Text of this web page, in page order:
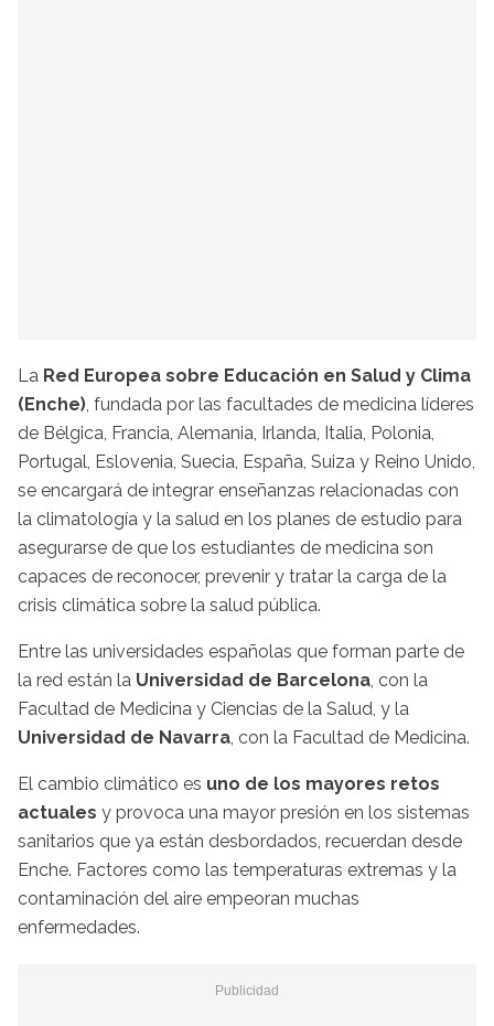
La Red Europea sobre Educación en Salud y Clima
(Enche), fundada por las facultades de medicina líderes
de Bélgica, Francia, Alemania, Irlanda, Italia, Polonia,
Portugal, Eslovenia, Suecia, España, Suiza y Reino Unido,
se encargará de integrar enseñanzas relacionadas con
la climatología y la salud en los planes de estudio para
asegurarse de que los estudiantes de medicina son
capaces de reconocer, prevenir y tratar la carga de la
crisis climática sobre la salud pública.
Entre las universidades españolas que forman parte de
la red están la Universidad de Barcelona, con la
Facultad de Medicina y Ciencias de la Salud, y la
Universidad de Navarra, con la Facultad de Medicina.
El cambio climático es uno de los mayores retos
actuales y provoca una mayor presión en los sistemas
sanitarios que ya están desbordados, recuerdan desde
Enche. Factores como las temperaturas extremas y la
contaminación del aire empeoran muchas
enfermedades.